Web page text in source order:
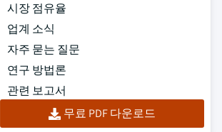
시장 점유율
업계 소식
자주 묻는 질문
연구 방법론
관련 보고서
무료 PDF 다운로드